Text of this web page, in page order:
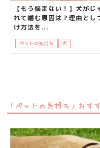
【もう悩まない！】犬がじ
れて噛む原因は？理由とし
け方法を...
ペットの気持ち 犬
「ペットの気持ち」おす